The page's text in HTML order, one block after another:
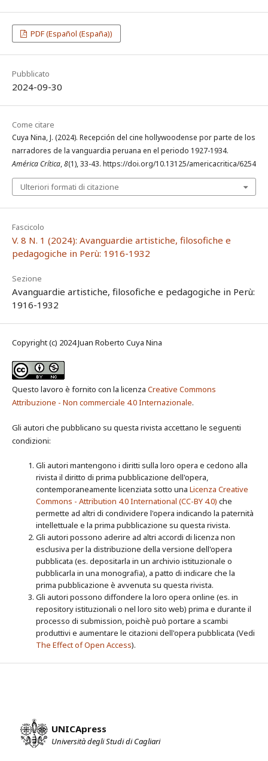
PDF (Español (España))
Pubblicato
2024-09-30
Come citare
Cuya Nina, J. (2024). Recepción del cine hollywoodense por parte de los
narradores de la vanguardia peruana en el periodo 1927-1934.
América Crítica,8(1), 33-43. https://doi.org/10.13125/americacritica/6254
Ulteriori formati di citazione
Fascicolo
V. 8 N. 1 (2024): Avanguardie artistiche, filosofiche e
pedagogiche in Perù: 1916-1932
Sezione
Avanguardie artistiche, filosofiche e pedagogiche in Perù:
1916-1932
Copyright (c) 2024 Juan Roberto Cuya Nina
Questo lavoro è fornito con la licenza Creative Commons
Attribuzione - Non commerciale 4.0 Internazionale.
Gli autori che pubblicano su questa rivista accettano le seguenti
condizioni:
Gli autori mantengono i diritti sulla loro opera e cedono alla
rivista il diritto di prima pubblicazione dell'opera,
contemporaneamente licenziata sotto una Licenza Creative
Commons - Attribution 4.0 International (CC-BY 4.0) che
permette ad altri di condividere l'opera indicando la paternità
intellettuale e la prima pubblicazione su questa rivista.
Gli autori possono aderire ad altri accordi di licenza non
esclusiva per la distribuzione della versione dell'opera
pubblicata (es. depositarla in un archivio istituzionale o
pubblicarla in una monografia), a patto di indicare che la
prima pubblicazione è avvenuta su questa rivista.
Gli autori possono diffondere la loro opera online (es. in
repository istituzionali o nel loro sito web) prima e durante il
processo di submission, poichè può portare a scambi
produttivi e aumentare le citazioni dell'opera pubblicata (Vedi
The Effect of Open Access).
UNICApress
Università degli Studi di Cagliari